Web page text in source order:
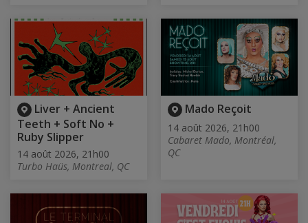
Liver + Ancient
Teeth + Soft No +
Ruby Slipper
14 août 2026, 21h00
Turbo Haüs, Montreal, QC
Mado Reçoit
14 août 2026, 21h00
Cabaret Mado, Montréal,
QC